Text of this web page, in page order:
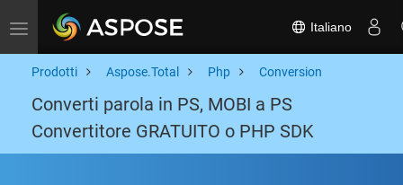
Toggle navigation Italiano
Prodotti Aspose.Total Php Conversion
Converti parola in PS, MOBI a PS
Convertitore GRATUITO o PHP SDK